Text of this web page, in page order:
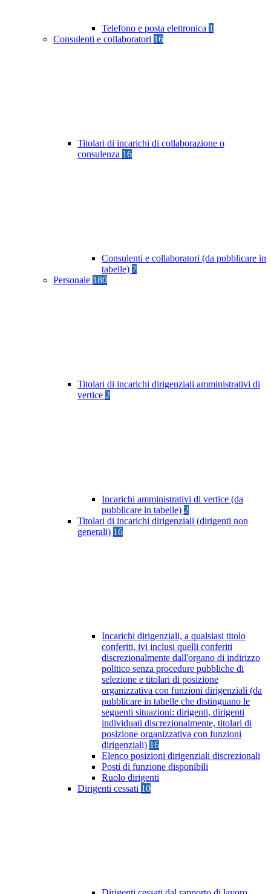
Telefono e posta elettronica 1
Consulenti e collaboratori 16
Titolari di incarichi di collaborazione o
consulenza 16
Consulenti e collaboratori (da pubblicare in
tabelle) 7
Personale 180
Titolari di incarichi dirigenziali amministrativi di
vertice 2
Incarichi amministrativi di vertice (da
pubblicare in tabelle) 2
Titolari di incarichi dirigenziali (dirigenti non
generali) 16
Incarichi dirigenziali, a qualsiasi titolo
conferiti, ivi inclusi quelli conferiti
discrezionalmente dall'organo di indirizzo
politico senza procedure pubbliche di
selezione e titolari di posizione
organizzativa con funzioni dirigenziali (da
pubblicare in tabelle che distinguano le
seguenti situazioni: dirigenti, dirigenti
individuati discrezionalmente, titolari di
posizione organizzativa con funzioni
dirigenziali) 16
Elenco posizioni dirigenziali discrezionali
Posti di funzione disponibili
Ruolo dirigenti
Dirigenti cessati 10